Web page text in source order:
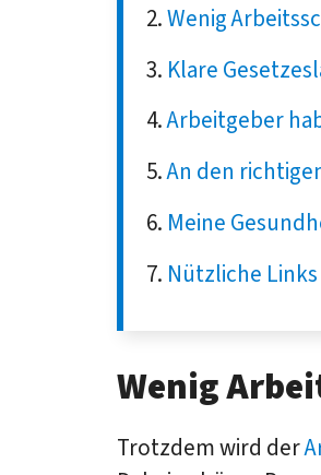
Wenig
Klare
Arbeitgeber
An den
Meine
Nützliche Links
Wenig
Trotzdem wird der